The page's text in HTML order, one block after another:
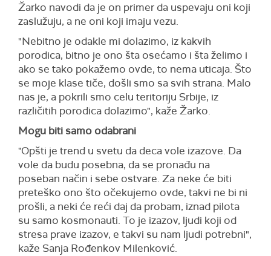
Žarko navodi da je on primer da uspevaju oni koji
zaslužuju, a ne oni koji imaju vezu.
"Nebitno je odakle mi dolazimo, iz kakvih
porodica, bitno je ono šta osećamo i šta želimo i
ako se tako pokažemo ovde, to nema uticaja. Što
se moje klase tiče, došli smo sa svih strana. Malo
nas je, a pokrili smo celu teritoriju Srbije, iz
različitih porodica dolazimo", kaže Žarko.
Mogu biti samo odabrani
"Opšti je trend u svetu da deca vole izazove. Da
vole da budu posebna, da se pronađu na
poseban način i sebe ostvare. Za neke će biti
preteško ono što očekujemo ovde, takvi ne bi ni
prošli, a neki će reći daj da probam, iznad pilota
su samo kosmonauti. To je izazov, ljudi koji od
stresa prave izazov, e takvi su nam ljudi potrebni",
kaže Sanja Rođenkov Milenković.